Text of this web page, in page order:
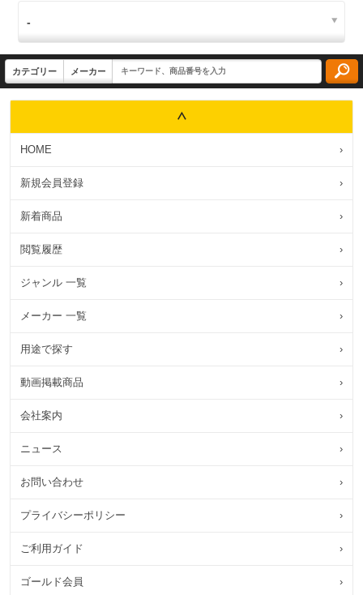
HOME ›
新規会員登録 ›
新着商品 ›
閲覧履歴 ›
ジャンル 一覧 ›
メーカー 一覧 ›
用途で探す ›
動画掲載商品 ›
会社案内 ›
ニュース ›
お問い合わせ ›
プライバシーポリシー ›
ご利用ガイド ›
ゴールド会員 ›